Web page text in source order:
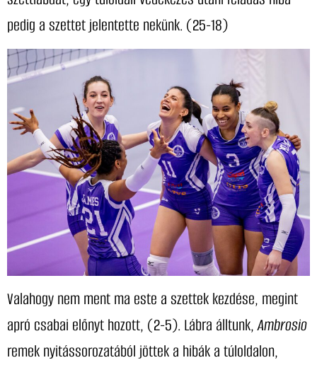
pedig a szettet jelentette nekünk. (25-18)
Valahogy nem ment ma este a szettek kezdése, megint
apró csabai előnyt hozott, (2-5). Lábra álltunk,Ambrosio
remek nyitássorozatából jöttek a hibák a túloldalon,